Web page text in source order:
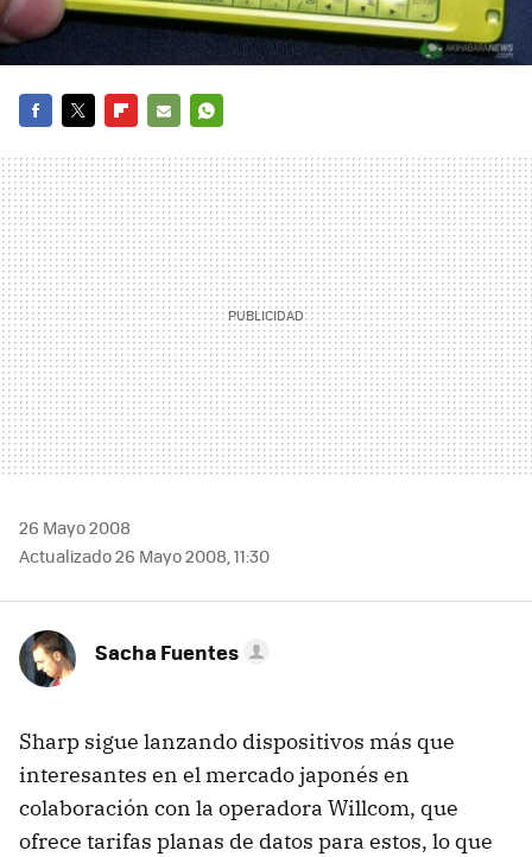
MAIL
26 Mayo 2008
Actualizado 26 Mayo 2008, 11:30
Sacha Fuentes
Sharp sigue lanzando dispositivos más que
interesantes en el mercado japonés en
colaboración con la operadora Willcom, que
ofrece tarifas planas de datos para estos, lo que